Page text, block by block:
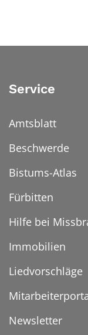
Service
Amtsblatt
Beschwerde
Bistums-Atlas
Fürbitten
Hilfe bei
Immobilien
Liedvorschläge
Newsletter